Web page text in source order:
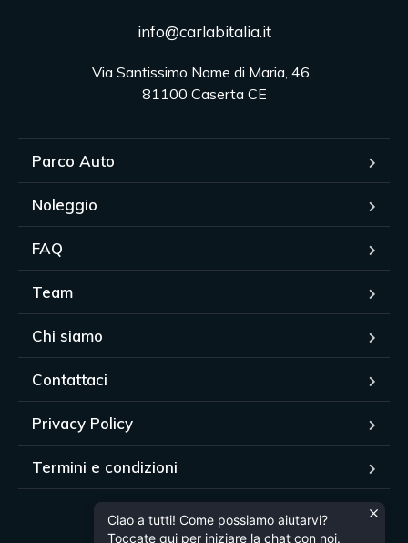
info@carlabitalia.it
Via Santissimo Nome di Maria, 46,
81100 Caserta CE
Parco Auto
Noleggio
FAQ
Team
Chi siamo
Contattaci
Privacy Policy
Termini e condizioni
Ciao a tutti! Come possiamo aiutarvi?
Toccate qui per iniziare la chat con noi.